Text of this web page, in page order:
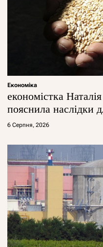
Економіка
економістка
пояснила наслідки
6 Серпня, 2026